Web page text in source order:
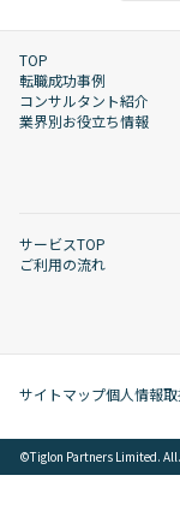
TOP
転職成功事例
コンサルタント紹介
業界別お役立ち情報
サービスTOP
ご利用の流れ
サイトマップ個人情報
©︎Tiglon Partners Limited.